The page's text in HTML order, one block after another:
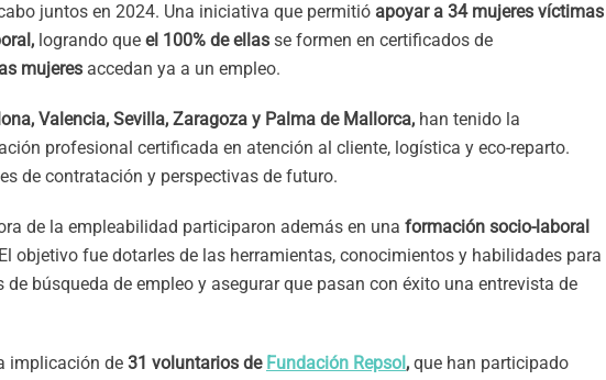
juntos en 2024. Una iniciativa que permitió apoyar a 34 mujeres víctimas
logrando que el 100% de ellas se formen en certificados de
mujeres accedan ya a un empleo.
Valencia, Sevilla, Zaragoza y Palma de Mallorca, han tenido la
profesional certificada en atención al cliente, logística y eco-reparto.
de contratación y perspectivas de futuro.
de la empleabilidad participaron además en una formación socio-laboral
objetivo fue dotarles de las herramientas, conocimientos y habilidades para
búsqueda de empleo y asegurar que pasan con éxito una entrevista de
implicación de 31 voluntarios de Fundación Repsol , que han participado